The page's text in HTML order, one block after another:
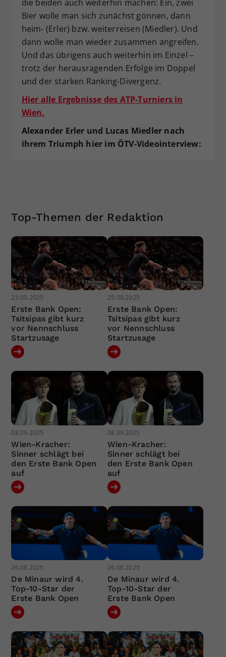
die beiden auch weiterhin machen: Ein, zwei
Bier wolle man sich zunächst gönnen, dann
heim- (Erler) bzw. weiterreisen (Miedler). Und
dann wolle man wieder zusammen angreifen.
Und das übrigens auch weiterhin im Einzel –
trotz der herausragenden Erfolge im Doppel
und der starken Ranking-Divergenz.
Hier alle Ergebnisse des ATP-Turniers in
Wien.
Alexander Erler und Lucas Miedler nach
ihrem Triumph hier im ÖTV-Videointerview:
Top-Themen der Redaktion
25.09.2025
Erste Bank Open:
Tsitsipas gibt kurz
vor Nennschluss
Startzusage
25.09.2025
Erste Bank Open:
Tsitsipas gibt kurz
vor Nennschluss
Startzusage
08.09.2025
Wien-Kracher:
Sinner schlägt bei
den Erste Bank Open
auf
08.09.2025
Wien-Kracher:
Sinner schlägt bei
den Erste Bank Open
auf
26.08.2025
De Minaur wird 4.
Top-10-Star der
Erste Bank Open
26.08.2025
De Minaur wird 4.
Top-10-Star der
Erste Bank Open